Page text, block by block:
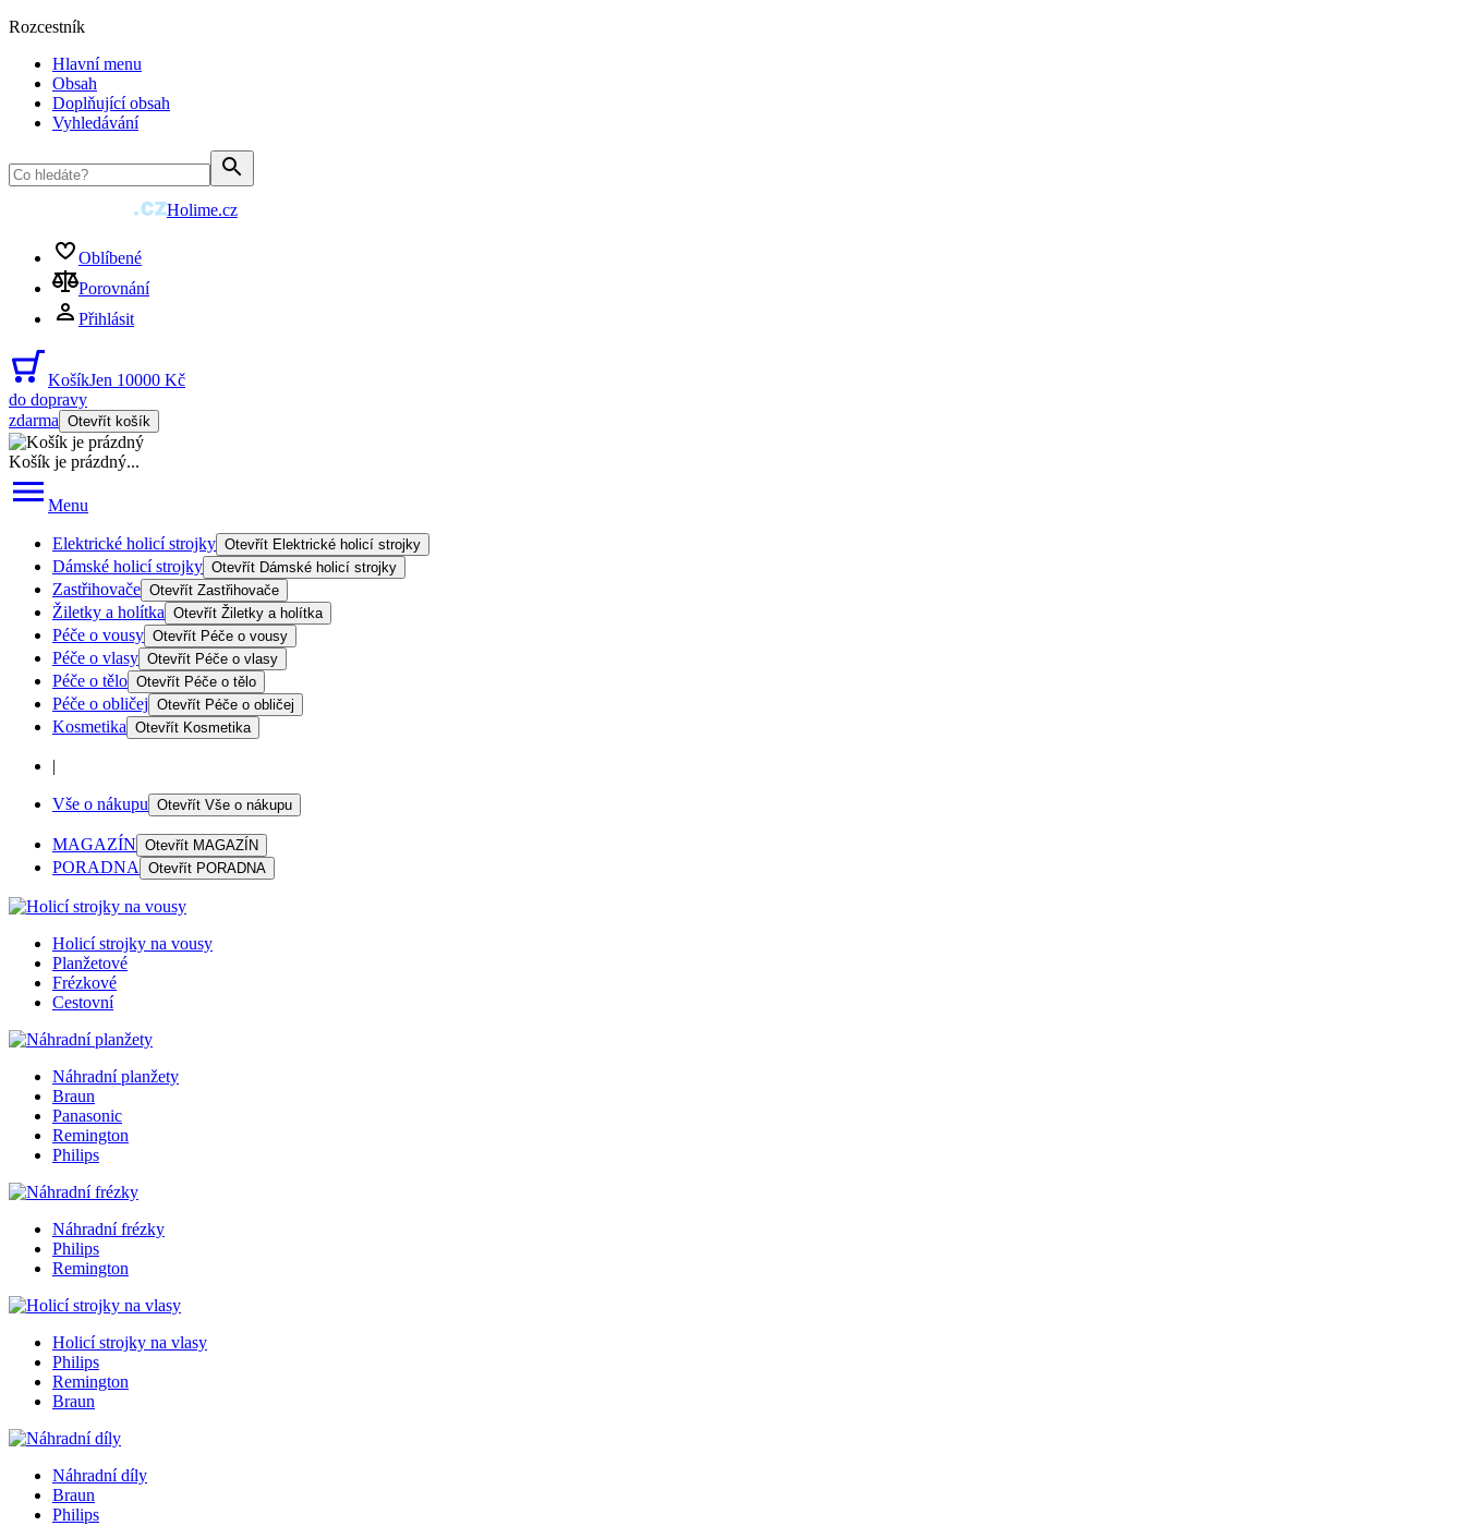
Rozcestník
Hlavní menu
Obsah
Doplňující obsah
Vyhledávání
Holime.cz
Oblíbené
Porovnání
Přihlásit
KošíkJen 10000 Kč
do dopravy
zdarma Otevřít košík
Košík je prázdný...
Menu
Elektrické holicí strojky Otevřít Elektrické holicí strojky
Dámské holicí strojky Otevřít Dámské holicí strojky
Zastřihovače Otevřít Zastřihovače
Žiletky a holítka Otevřít Žiletky a holítka
Péče o vousy Otevřít Péče o vousy
Péče o vlasy Otevřít Péče o vlasy
Péče o tělo Otevřít Péče o tělo
Péče o obličej Otevřít Péče o obličej
Kosmetika Otevřít Kosmetika
|
Vše o nákupu Otevřít Vše o nákupu
MAGAZÍN Otevřít MAGAZÍN
PORADNA Otevřít PORADNA
Holicí strojky na vousy
Planžetové
Frézkové
Cestovní
Náhradní planžety
Braun
Panasonic
Remington
Philips
Náhradní frézky
Philips
Remington
Holicí strojky na vlasy
Philips
Remington
Braun
Náhradní díly
Braun
Philips